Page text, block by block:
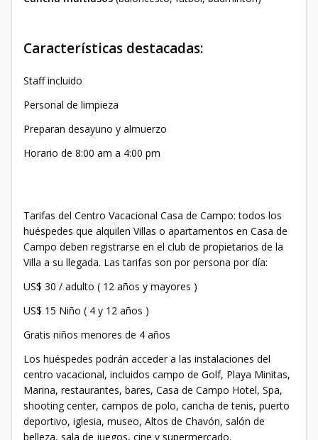
Características destacadas:
Staff incluido
Personal de limpieza
Preparan desayuno y almuerzo
Horario de 8:00 am a 4:00 pm
Tarifas del Centro Vacacional Casa de Campo: todos los
huéspedes que alquilen Villas o apartamentos en Casa de
Campo deben registrarse en el club de propietarios de la
Villa a su llegada. Las tarifas son por persona por día:
US$ 30 / adulto ( 12 años y mayores )
US$ 15 Niño ( 4 y 12 años )
Gratis niños menores de 4 años
Los huéspedes podrán acceder a las instalaciones del
centro vacacional, incluidos campo de Golf, Playa Minitas,
Marina, restaurantes, bares, Casa de Campo Hotel, Spa,
shooting center, campos de polo, cancha de tenis, puerto
deportivo, iglesia, museo, Altos de Chavón, salón de
belleza, sala de juegos, cine y supermercado.